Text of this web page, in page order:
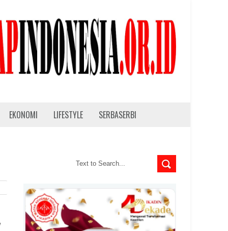
EKONOMI LIFESTYLE SERBASERBI